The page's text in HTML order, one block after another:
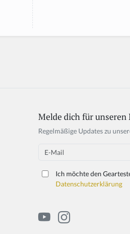
Melde dich für unseren
Regelmäßige Updates zu
Email
Ich möchte den
Datenschutzerklärung